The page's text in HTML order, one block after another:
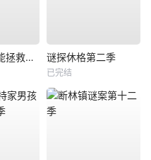
斯图尔特未能拯救宇宙 谜探休格第二季
已完结